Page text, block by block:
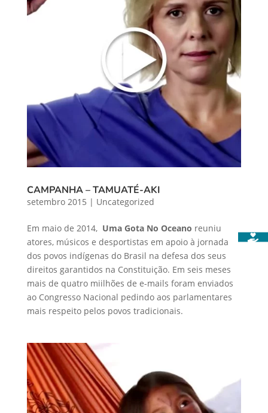
CAMPANHA – TAMUATÉ-AKI
setembro 2015 | Uncategorized
Em maio de 2014, Uma Gota No Oceano reuniu
atores, músicos e desportistas em apoio à jornada
dos povos indígenas do Brasil na defesa dos seus
direitos garantidos na Constituição. Em seis meses
mais de quatro miilhões de e-mails foram enviados
ao Congresso Nacional pedindo aos parlamentares
mais respeito pelos povos tradicionais.